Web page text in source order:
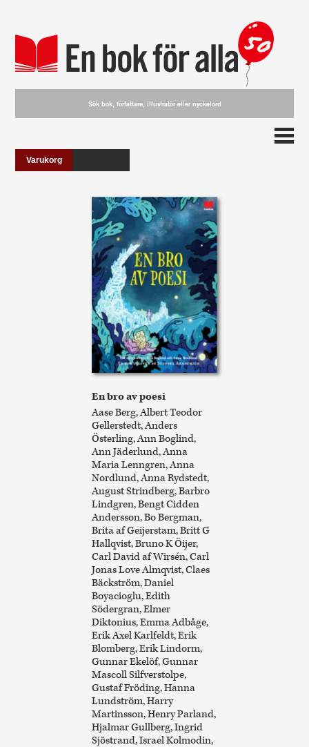
Varukorg
En bro av poesi
Aase Berg, Albert Teodor
Gellerstedt, Anders
Österling, Ann Boglind,
Ann Jäderlund, Anna
Maria Lenngren, Anna
Nordlund, Anna Rydstedt,
August Strindberg, Barbro
Lindgren, Bengt Cidden
Andersson, Bo Bergman,
Brita af Geijerstam, Britt G
Hallqvist, Bruno K Öijer,
Carl David af Wirsén, Carl
Jonas Love Almqvist, Claes
Bäckström, Daniel
Boyacioglu, Edith
Södergran, Elmer
Diktonius, Emma Adbåge,
Erik Axel Karlfeldt, Erik
Blomberg, Erik Lindorm,
Gunnar Ekelöf, Gunnar
Mascoll Silfverstolpe,
Gustaf Fröding, Hanna
Lundström, Harry
Martinsson, Henry Parland,
Hjalmar Gullberg, Ingrid
Sjöstrand, Israel Kolmodin,